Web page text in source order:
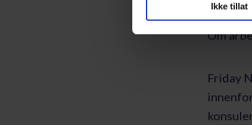
Ikke tillat
Om
Friday